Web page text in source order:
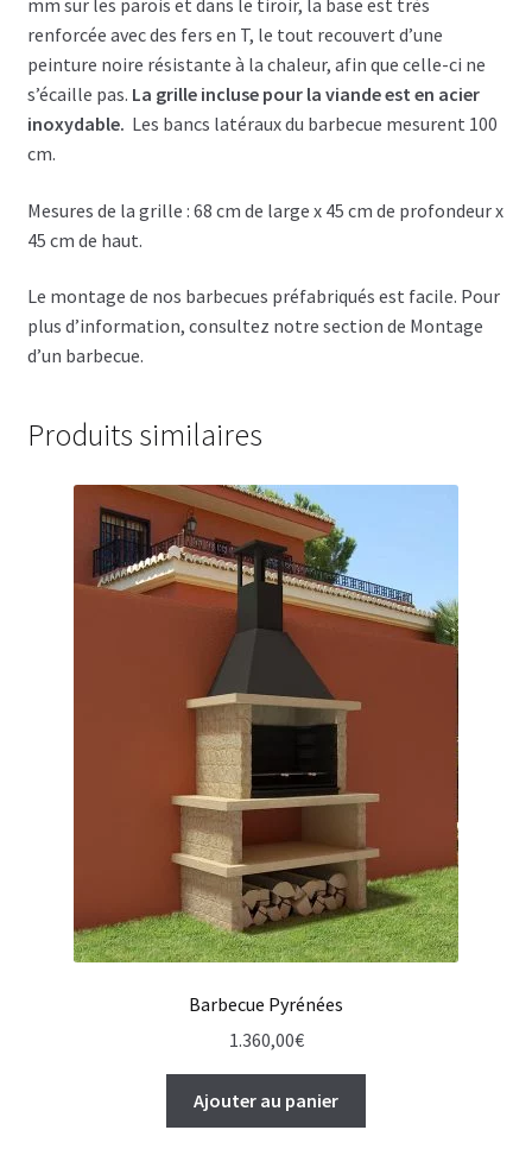
renforcée avec des fers en T, le tout recouvert d’une
peinture noire résistante à la chaleur, afin que celle-ci ne
s’écaille pas. La grille incluse pour la viande est en acier
inoxydable. Les bancs latéraux du barbecue mesurent 100
cm.
Mesures de la grille : 68 cm de large x 45 cm de profondeur x
45 cm de haut.
Le montage de nos barbecues préfabriqués est facile. Pour
plus d’information, consultez notre section de Montage
d’un barbecue.
Produits similaires
Barbecue Pyrénées
1.360,00€
Ajouter au panier